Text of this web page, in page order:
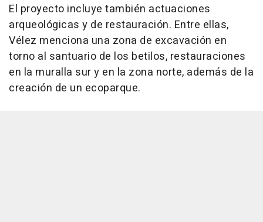
El proyecto incluye también actuaciones
arqueológicas y de restauración. Entre ellas,
Vélez menciona una zona de excavación en
torno al santuario de los betilos, restauraciones
en la muralla sur y en la zona norte, además de la
creación de un ecoparque.